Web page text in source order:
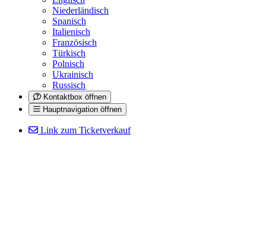
Niederländisch
Spanisch
Italienisch
Französisch
Türkisch
Polnisch
Ukrainisch
Russisch
Kontaktbox öffnen
Hauptnavigation öffnen
Link zum Ticketverkauf